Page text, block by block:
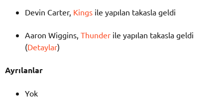
Devin Carter, Kings ile yapılan takasla geldi
Aaron Wiggins, Thunder ile yapılan takasla geldi
(Detaylar)
Ayrılanlar
Yok